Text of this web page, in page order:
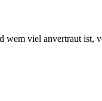
wem viel anvertraut ist,